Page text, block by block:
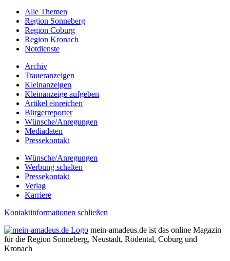
Alle Themen
Region Sonneberg
Region Coburg
Region Kronach
Notdienste
Archiv
Traueranzeigen
Kleinanzeigen
Kleinanzeige aufgeben
Artikel einreichen
Bürgerreporter
Wünsche/Anregungen
Mediadaten
Pressekontakt
Wünsche/Anregungen
Werbung schalten
Pressekontakt
Verlag
Karriere
Kontaktinformationen schließen
mein-amadeus.de ist das online Magazin
für die Region Sonneberg, Neustadt, Rödental, Coburg und
Kronach